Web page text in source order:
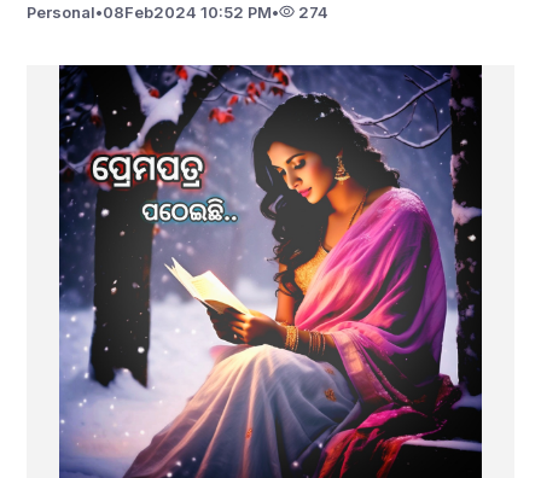
Personal•08Feb2024 10:52 PM• 274